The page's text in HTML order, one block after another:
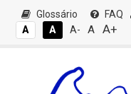
Glossário FAQ
A
A A- A A+